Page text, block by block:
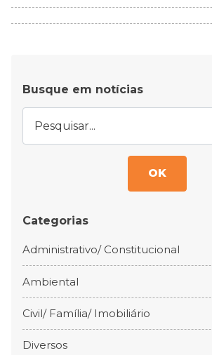
Busque em notícias
OK
Categorias
Administrativo/ Constitucional
Ambiental
Civil/ Família/ Imobiliário
Diversos